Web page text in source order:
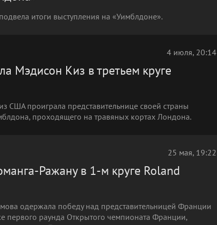
итоги выступления на «Уимблдоне».
4 июля, 20:14
Мэдисон Киз в третьем круге
США проиграла представительнице своей страны
проходящего на травяных кортах Лондона.
25 мая, 19:22
Ражану в 1-м круге Roland
одержала победу над представительницей Франции
первого раунда Открытого чемпионата Франции,